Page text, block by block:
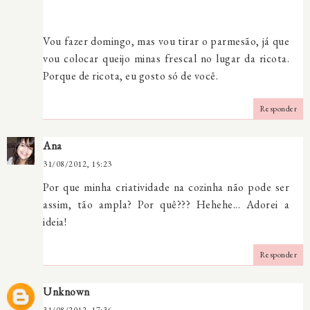
Vou fazer domingo, mas vou tirar o parmesão, já que
vou colocar queijo minas frescal no lugar da ricota.
Porque de ricota, eu gosto só de você.
Responder
Ana
31/08/2012, 15:23
Por que minha criatividade na cozinha não pode ser
assim, tão ampla? Por quê??? Hehehe... Adorei a
ideia!
Responder
Unknown